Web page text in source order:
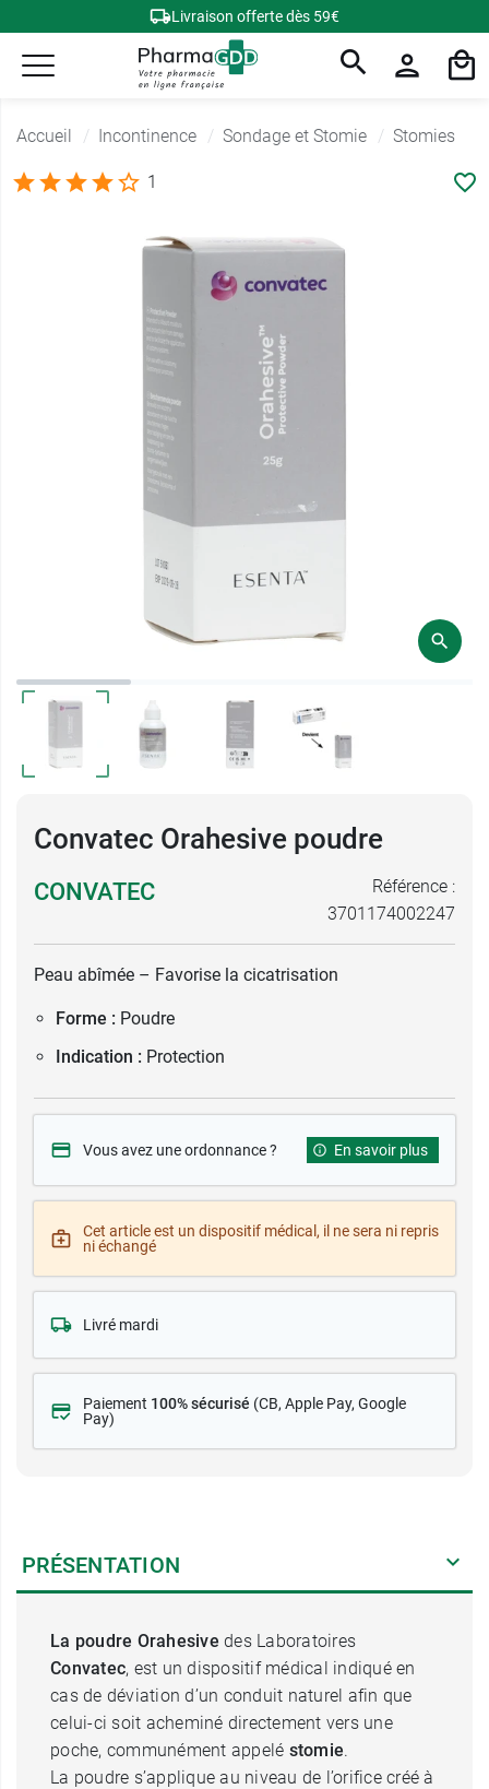
Livraison offerte dès 59€
Accueil Incontinence Sondage et Stomie Stomies
1
Convatec Orahesive poudre
CONVATEC
Référence :
3701174002247
Peau abîmée – Favorise la cicatrisation
Forme : Poudre
Indication : Protection
Vous avez une ordonnance ? En savoir plus
Cet article est un dispositif médical, il ne sera ni repris
ni échangé
Livré mardi
Paiement 100% sécurisé (CB, Apple Pay, Google
Pay)
PRÉSENTATION
La poudre Orahesive des Laboratoires
Convatec, est un dispositif médical indiqué en
cas de déviation d’un conduit naturel afin que
celui-ci soit acheminé directement vers une
poche, communément appelé stomie.
La poudre s’applique au niveau de l’orifice créé à